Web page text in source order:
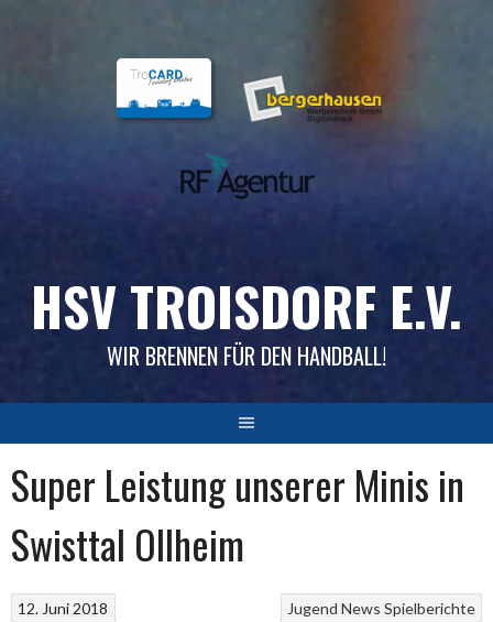
HSV TROISDORF E.V.
WIR BRENNEN FÜR DEN HANDBALL!
Super Leistung unserer Minis in
Swisttal Ollheim
Jugend News Spielberichte
12. Juni 2018